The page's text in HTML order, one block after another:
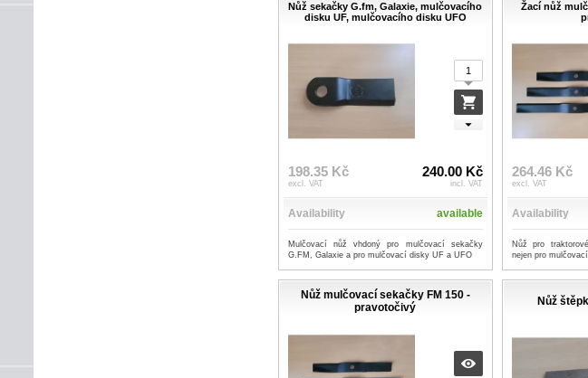
Nůž sekačky G.fm, Galaxie, mulčovacího
disku UF, mulčovacího disku UFO
198.35 Kč
excl. VAT
240.00 Kč
incl. VAT
Availability available
Mulčovací nůž vhdoný pro mulčovací sekačky
G.FM, Galaxie a pro mulčovací disky UF a UFO
Žací nůž
264.46 Kč
excl. VAT
Availability
Nůž pro
nejen pro
Nůž mulčovací sekačky FM 150 -
pravotočivý
Nůž